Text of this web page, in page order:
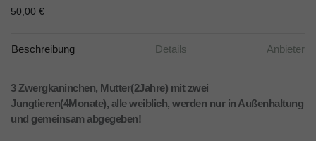
50,00 €
Beschreibung Details Anbieter
3 Zwergkaninchen, Mutter(2Jahre) mit zwei
Jungtieren(4Monate), alle weiblich, werden nur in Außenhaltung
und gemeinsam abgegeben!